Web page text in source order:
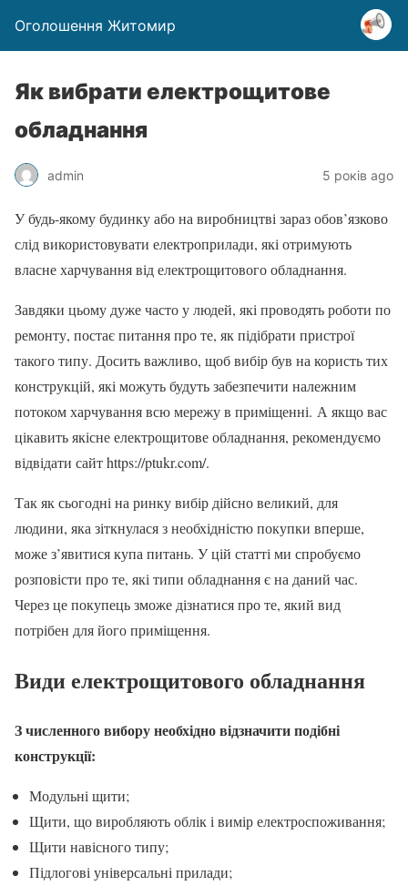
Оголошення Житомир
Як вибрати електрощитове
обладнання
admin 5 років ago
У будь-якому будинку або на виробництві зараз обов’язково
слід використовувати електроприлади, які отримують
власне харчування від електрощитового обладнання.
Завдяки цьому дуже часто у людей, які проводять роботи по
ремонту, постає питання про те, як підібрати пристрої
такого типу. Досить важливо, щоб вибір був на користь тих
конструкцій, які можуть будуть забезпечити належним
потоком харчування всю мережу в приміщенні. А якщо вас
цікавить якісне електрощитове обладнання, рекомендуємо
відвідати сайт https://ptukr.com/.
Так як сьогодні на ринку вибір дійсно великий, для
людини, яка зіткнулася з необхідністю покупки вперше,
може з’явитися купа питань. У цій статті ми спробуємо
розповісти про те, які типи обладнання є на даний час.
Через це покупець зможе дізнатися про те, який вид
потрібен для його приміщення.
Види електрощитового обладнання
З численного вибору необхідно відзначити подібні
конструкції:
Модульні щити;
Щити, що виробляють облік і вимір електроспоживання;
Щити навісного типу;
Підлогові універсальні прилади;